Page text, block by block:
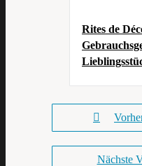
Rites de
Nächste